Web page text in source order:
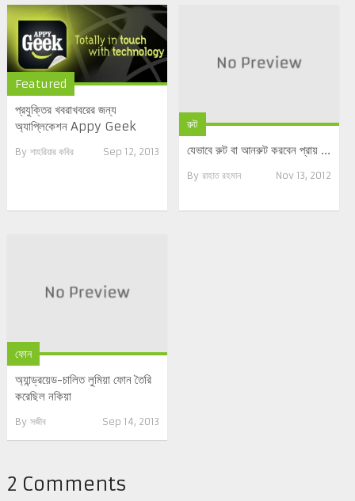
Featured
প্রযুক্তির খবরাখবরের জন্য
অ্যাপ্লিকেশন Appy Geek
By শাহরিয়ার কবির Sep 12, 2013
রুট
যেভাবে রুট বা আনরুট করবেন প্রায় ...
By রাহাত রহমান Nov 13, 2012
ফোন
অ্যান্ড্রয়েড-চালিত লুমিয়া ফোন তৈরি
করেছিল নকিয়া
By সজীব Sep 14, 2013
2 Comments